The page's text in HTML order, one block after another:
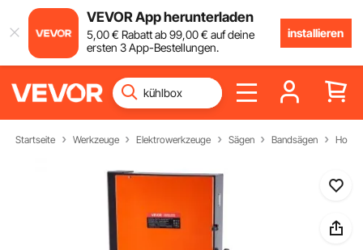
VEVOR App herunterladen
5,00€ Rabatt ab99,00€ auf deine
ersten 3 App-Bestellungen.
installieren
Startseite Werkzeuge Elektrowerkzeuge Sägen Bandsägen